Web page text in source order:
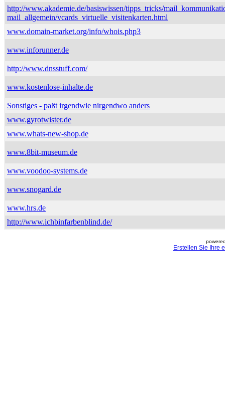
http://www.akademie.de/basiswissen/tipps_tricks/
mail_allgemein/vcards_virtuelle_visitenkarten.html
www.domain-market.org/info/whois.php3
www.inforunner.de
http://www.dnsstuff.com/
www.kostenlose-inhalte.de
Sonstiges - paßt irgendwie nirgendwo anders
www.gyrotwister.de
www.whats-new-shop.de
www.8bit-museum.de
www.voodoo-systems.de
www.snogard.de
www.hrs.de
http://www.ichbinfarbenblind.de/
Erstellen Sie Ihre